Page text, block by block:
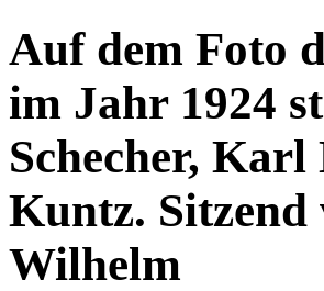
Auf dem Foto
im Jahr 1924
Schecher,
Kuntz.
Wilhelm